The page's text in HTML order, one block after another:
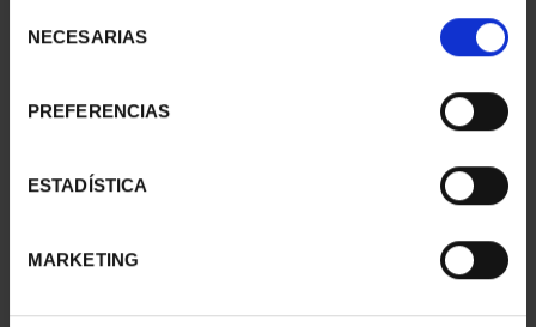
NECESARIAS
PREFERENCIAS
ESTADÍSTICA
MARKETING
CIUDADES PATRIMONIO
73,00 €
CIUDADES PATRIMONIO